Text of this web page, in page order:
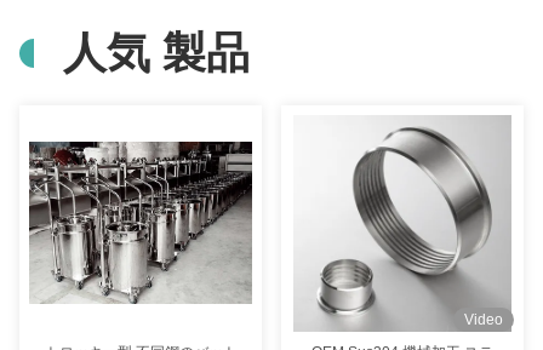
人気 製品
Video